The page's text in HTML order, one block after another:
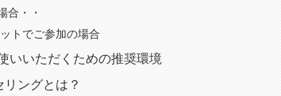
合・・
トでご参加の場合
いいただくための推奨環境
ングとは？